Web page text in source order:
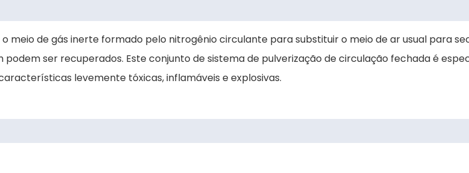
meio de gás inerte formado pelo nitrogênio circulante para substituir o meio de ar usual para
ser recuperados. Este conjunto de sistema de pulverização de circulação fechada é
levemente tóxicas, inflamáveis e explosivas.